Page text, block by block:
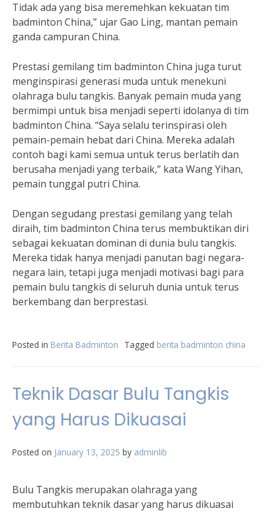
Tidak ada yang bisa meremehkan kekuatan tim
badminton China,” ujar Gao Ling, mantan pemain
ganda campuran China.
Prestasi gemilang tim badminton China juga turut
menginspirasi generasi muda untuk menekuni
olahraga bulu tangkis. Banyak pemain muda yang
bermimpi untuk bisa menjadi seperti idolanya di tim
badminton China. “Saya selalu terinspirasi oleh
pemain-pemain hebat dari China. Mereka adalah
contoh bagi kami semua untuk terus berlatih dan
berusaha menjadi yang terbaik,” kata Wang Yihan,
pemain tunggal putri China.
Dengan segudang prestasi gemilang yang telah
diraih, tim badminton China terus membuktikan diri
sebagai kekuatan dominan di dunia bulu tangkis.
Mereka tidak hanya menjadi panutan bagi negara-
negara lain, tetapi juga menjadi motivasi bagi para
pemain bulu tangkis di seluruh dunia untuk terus
berkembang dan berprestasi.
Posted in Berita Badminton Tagged berita badminton china
Teknik Dasar Bulu Tangkis
yang Harus Dikuasai
Posted on January 13, 2025 by adminlib
Bulu Tangkis merupakan olahraga yang
membutuhkan teknik dasar yang harus dikuasai